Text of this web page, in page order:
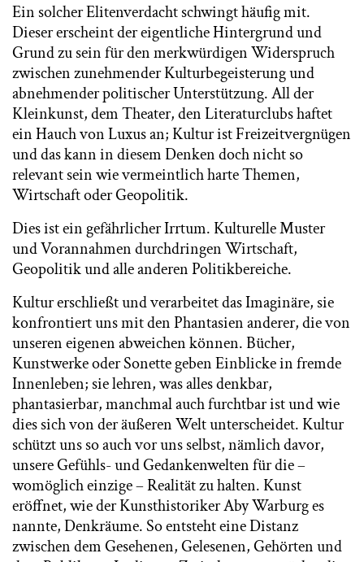
Ein solcher Elitenverdacht schwingt häufig mit.
Dieser erscheint der eigentliche Hintergrund und
Grund zu sein für den merkwürdigen Widerspruch
zwischen zunehmender Kulturbegeisterung und
abnehmender politischer Unterstützung. All der
Kleinkunst, dem Theater, den Literaturclubs haftet
ein Hauch von Luxus an; Kultur ist Freizeitvergnügen
und das kann in diesem Denken doch nicht so
relevant sein wie vermeintlich harte Themen,
Wirtschaft oder Geopolitik.
Dies ist ein gefährlicher Irrtum. Kulturelle Muster
und Vorannahmen durchdringen Wirtschaft,
Geopolitik und alle anderen Politikbereiche.
Kultur erschließt und verarbeitet das Imaginäre, sie
konfrontiert uns mit den Phantasien anderer, die von
unseren eigenen abweichen können. Bücher,
Kunstwerke oder Sonette geben Einblicke in fremde
Innenleben; sie lehren, was alles denkbar,
phantasierbar, manchmal auch furchtbar ist und wie
dies sich von der äußeren Welt unterscheidet. Kultur
schützt uns so auch vor uns selbst, nämlich davor,
unsere Gefühls- und Gedankenwelten für die –
womöglich einzige – Realität zu halten. Kunst
eröffnet, wie der Kunsthistoriker Aby Warburg es
nannte, Denkräume. So entsteht eine Distanz
zwischen dem Gesehenen, Gelesenen, Gehörten und